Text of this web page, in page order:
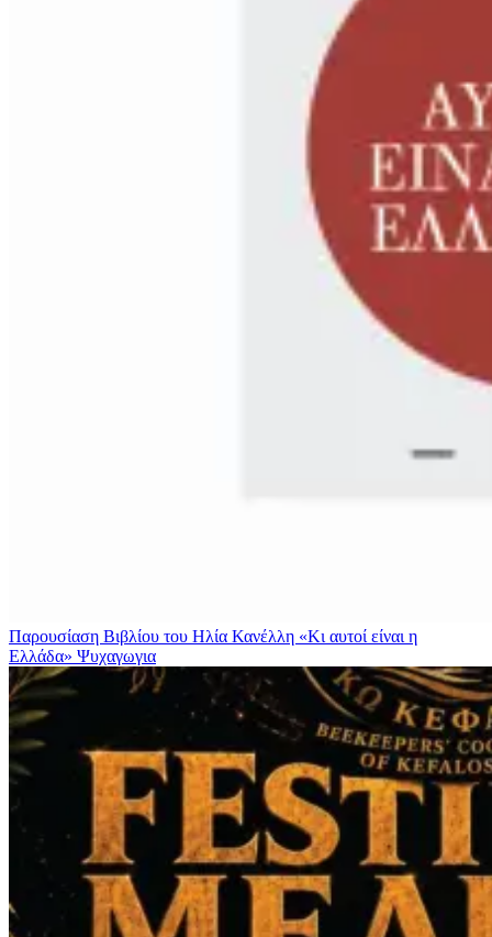
Παρουσίαση Βιβλίου του Ηλία Κανέλλη «Κι αυτοί είναι η
Ελλάδα» Ψυχαγωγια